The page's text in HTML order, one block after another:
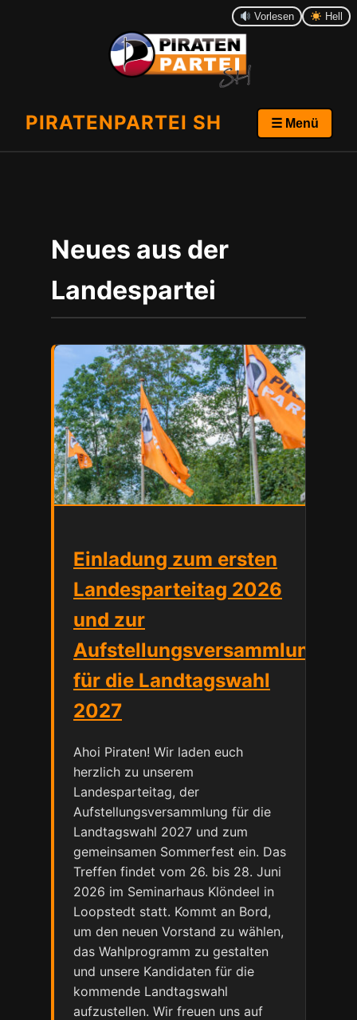
Vorlesen Hell
PIRATENPARTEI SH ☰ Menü
Neues aus der
Landespartei
Einladung zum ersten
Landesparteitag 2026
und zur
Aufstellungsversammlung
für die Landtagswahl
2027
Ahoi Piraten! Wir laden euch
herzlich zu unserem
Landesparteitag, der
Aufstellungsversammlung für die
Landtagswahl 2027 und zum
gemeinsamen Sommerfest ein. Das
Treffen findet vom 26. bis 28. Juni
2026 im Seminarhaus Klöndeel in
Loopstedt statt. Kommt an Bord,
um den neuen Vorstand zu wählen,
das Wahlprogramm zu gestalten
und unsere Kandidaten für die
kommende Landtagswahl
aufzustellen. Wir freuen uns auf